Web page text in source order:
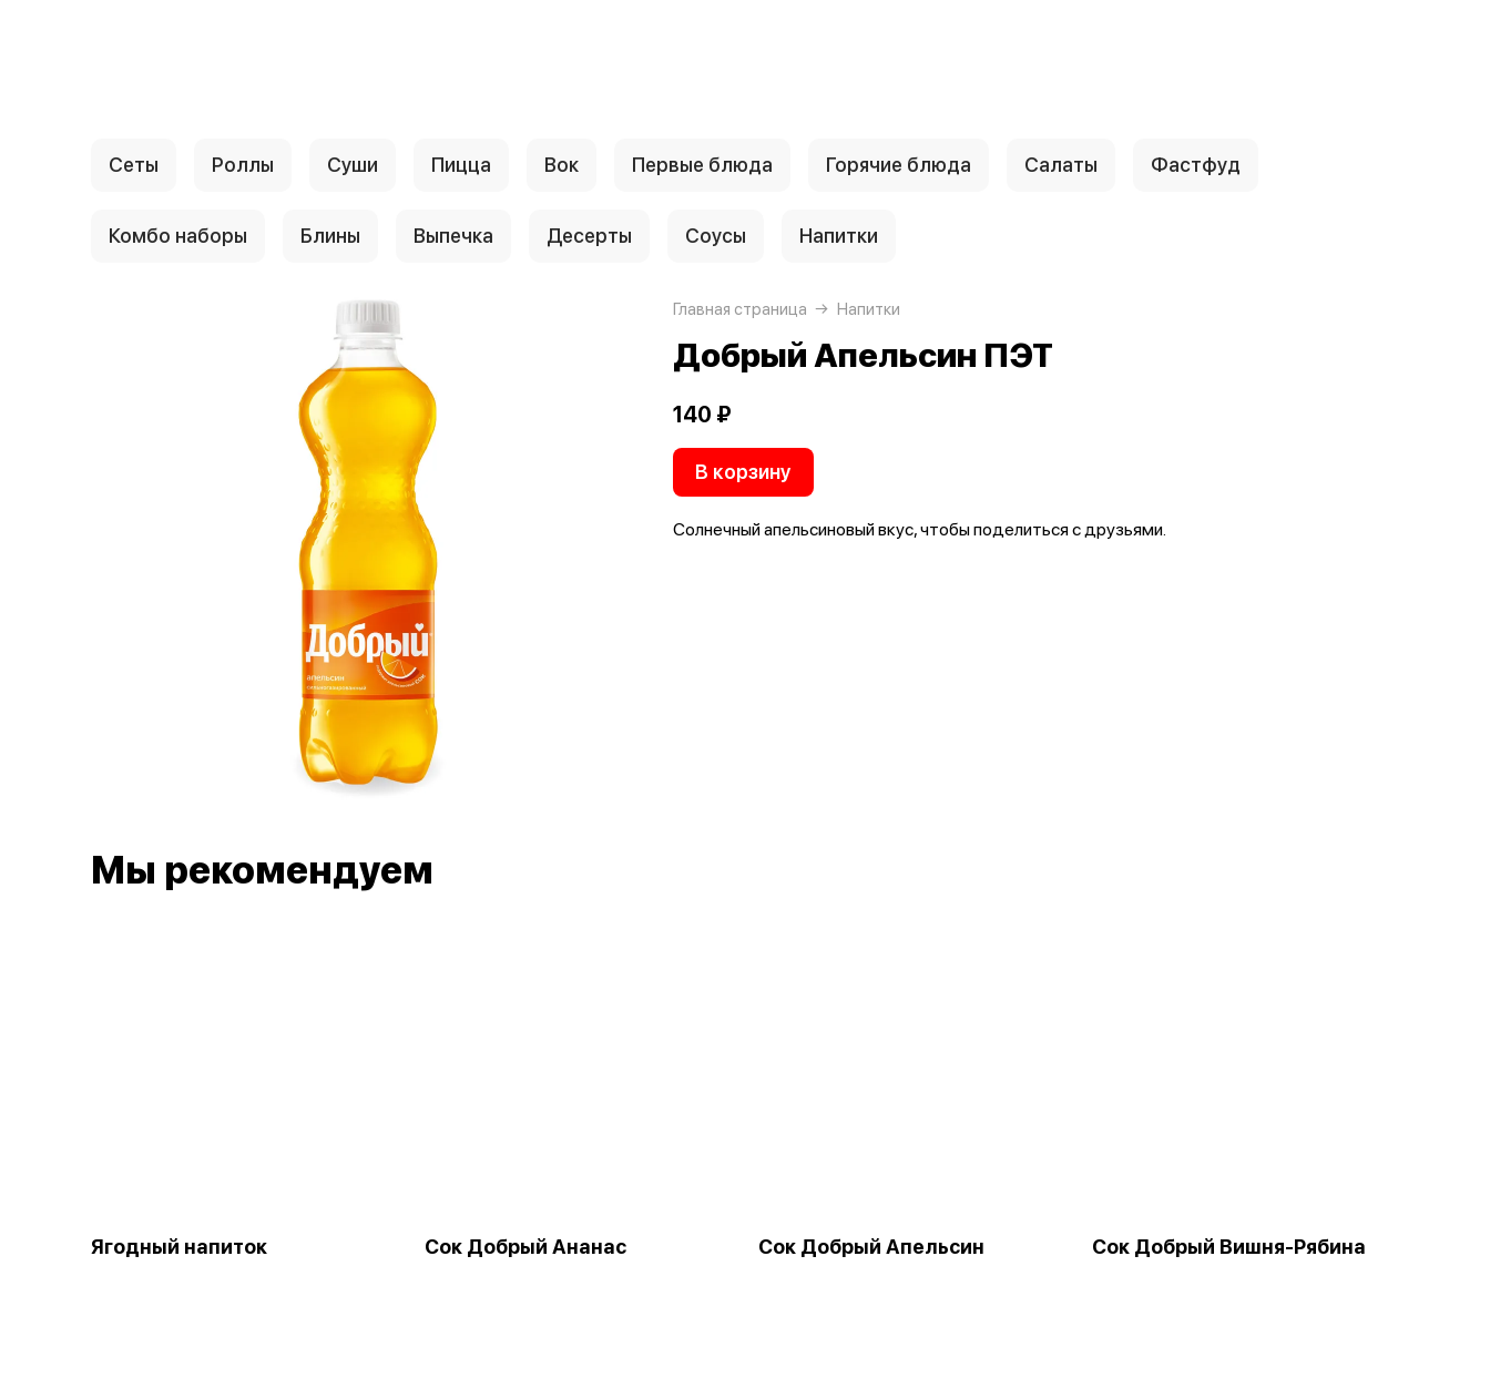
Сеты Роллы Суши Пицца Вок Первые блюда Горячие блюда Салаты Фастфуд
Комбо наборы Блины Выпечка Десерты Соусы Напитки
Главная страница Напитки
Добрый Апельсин ПЭТ
140 ₽
В корзину
Солнечный апельсиновый вкус, чтобы поделиться с друзьями.
Мы рекомендуем
Ягодный напиток Сок Добрый Ананас Сок Добрый Апельсин Сок Добрый Вишня-Рябина